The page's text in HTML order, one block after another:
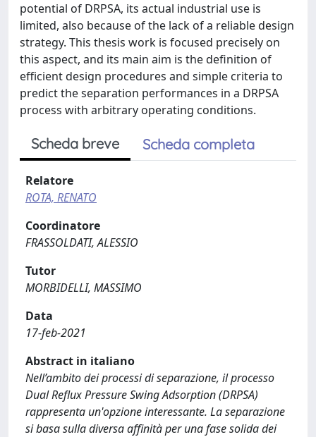
potential of DRPSA, its actual industrial use is
limited, also because of the lack of a reliable design
strategy. This thesis work is focused precisely on
this aspect, and its main aim is the definition of
efficient design procedures and simple criteria to
predict the separation performances in a DRPSA
process with arbitrary operating conditions.
Scheda breve Scheda completa
Relatore
ROTA, RENATO
Coordinatore
FRASSOLDATI, ALESSIO
Tutor
MORBIDELLI, MASSIMO
Data
17-feb-2021
Abstract in italiano
Nell’ambito dei processi di separazione, il processo
Dual Reflux Pressure Swing Adsorption (DRPSA)
rappresenta un'opzione interessante. La separazione
si basa sulla diversa affinità per una fase solida dei